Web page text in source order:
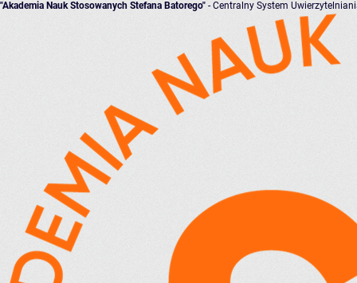
"Akademia Nauk Stosowanych Stefana Batorego" - Centralny System